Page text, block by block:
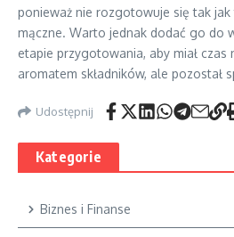
ponieważ nie rozgotowuje się tak
mączne. Warto jednak dodać go do
etapie przygotowania, aby miał czas
aromatem składników, ale pozostał
Udostępnij
Kategorie
Biznes i Finanse